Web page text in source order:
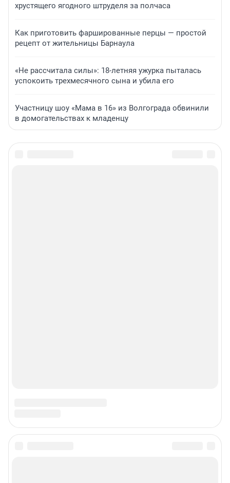
хрустящего ягодного штруделя за полчаса
Как приготовить фаршированные перцы — простой
рецепт от жительницы Барнаула
«Не рассчитала силы»: 18-летняя ужурка пыталась
успокоить трехмесячного сына и убила его
Участницу шоу «Мама в 16» из Волгограда обвинили
в домогательствах к младенцу